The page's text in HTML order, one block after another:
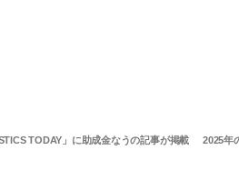
2025年
TODAY」に助成金なうの記事が掲載